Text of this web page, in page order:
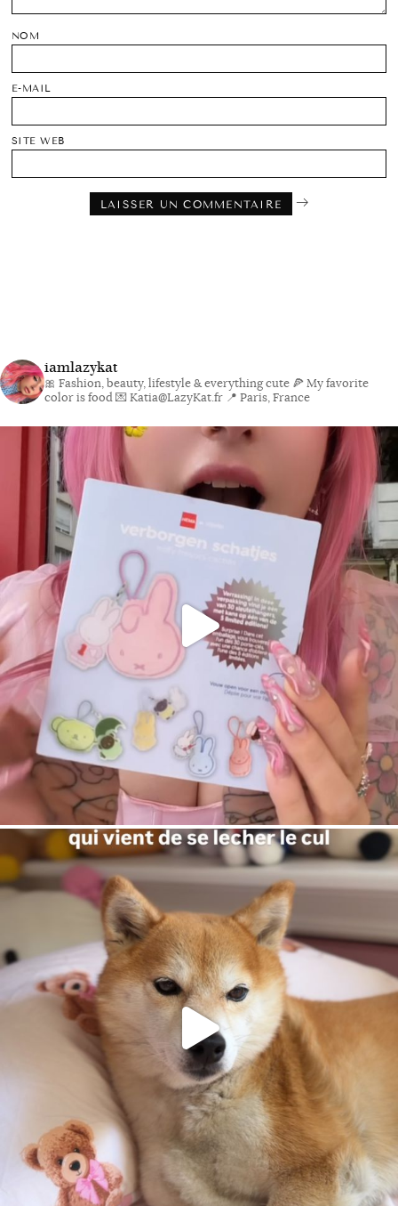
NOM
E-MAIL
SITE WEB
iamlazykat
🎀 Fashion, beauty, lifestyle & everything cute 🍕 My favorite
color is food💌 Katia@LazyKat.fr 📍 Paris, France